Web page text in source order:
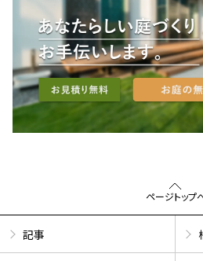
ページトップ
記事